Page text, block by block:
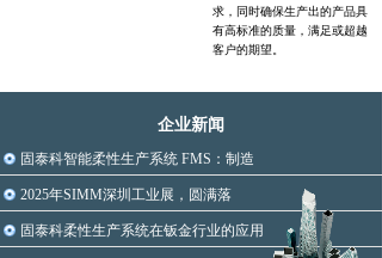
求，同时确保生产出的产品具
有高标准的质量，满足或超越
客户的期望。
企业新闻
固泰科智能柔性生产系统 FMS：制造
2025年SIMM深圳工业展，圆满落
固泰科柔性生产系统在钣金行业的应用